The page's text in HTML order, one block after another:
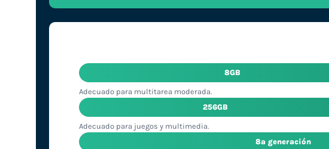
8GB
Adecuado para multitarea moderada.
256GB
Adecuado para juegos y multimedia.
8ª generación